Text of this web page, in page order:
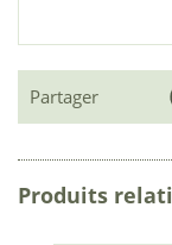
Partager
Produits